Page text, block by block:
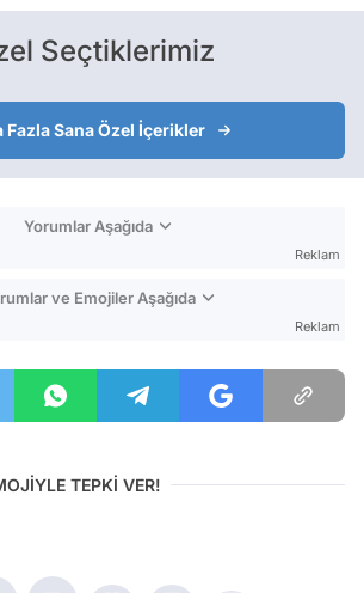
Seçtiklerimiz
Fazla Sana Özel İçerikler
Yorumlar Aşağıda
Reklam
ve Emojiler Aşağıda
Reklam
TEPKİ VER!